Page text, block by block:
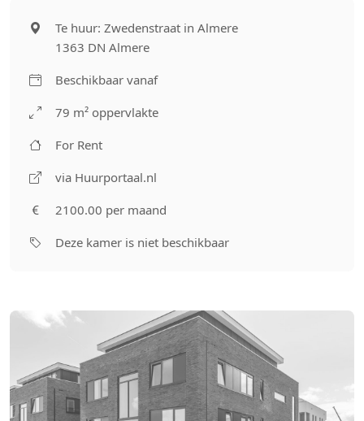
Te huur: Zwedenstraat in Almere
1363 DN Almere
Beschikbaar vanaf
79 m² oppervlakte
For Rent
via Huurportaal.nl
2100.00 per maand
Deze kamer is niet beschikbaar